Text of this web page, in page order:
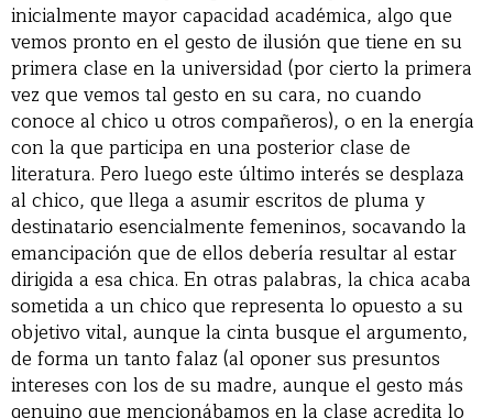
inicialmente mayor capacidad académica, algo que
vemos pronto en el gesto de ilusión que tiene en su
primera clase en la universidad (por cierto la primera
vez que vemos tal gesto en su cara, no cuando
conoce al chico u otros compañeros), o en la energía
con la que participa en una posterior clase de
literatura. Pero luego este último interés se desplaza
al chico, que llega a asumir escritos de pluma y
destinatario esencialmente femeninos, socavando la
emancipación que de ellos debería resultar al estar
dirigida a esa chica. En otras palabras, la chica acaba
sometida a un chico que representa lo opuesto a su
objetivo vital, aunque la cinta busque el argumento,
de forma un tanto falaz (al oponer sus presuntos
intereses con los de su madre, aunque el gesto más